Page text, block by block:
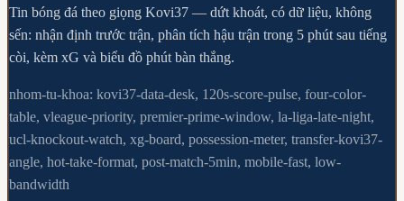
Tin bóng đá theo giọng Kovi37 — dứt khoát, có dữ liệu, không
sến: nhận định trước trận, phân tích hậu trận trong 5 phút sau tiếng
còi, kèm xG và biểu đồ phút bàn thắng.
nhom-tu-khoa: kovi37-data-desk, 120s-score-pulse, four-color-
table, vleague-priority, premier-prime-window, la-liga-late-night,
ucl-knockout-watch, xg-board, possession-meter, transfer-kovi37-
angle, hot-take-format, post-match-5min, mobile-fast, low-
bandwidth